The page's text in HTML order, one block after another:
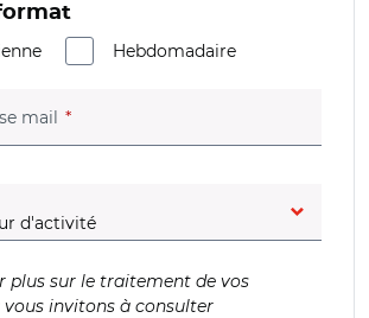
Hebdomadaire
mail (champ obligatoire)
obligatoire)
plus sur le traitement de vos
vous invitons à consulter